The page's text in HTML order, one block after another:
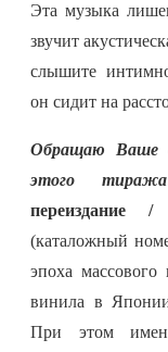
Эта музыка
звучит
слышите
он сидит на
Обращаю Ваше
этого
переиздание
(каталожный
эпоха
винила в
При этом